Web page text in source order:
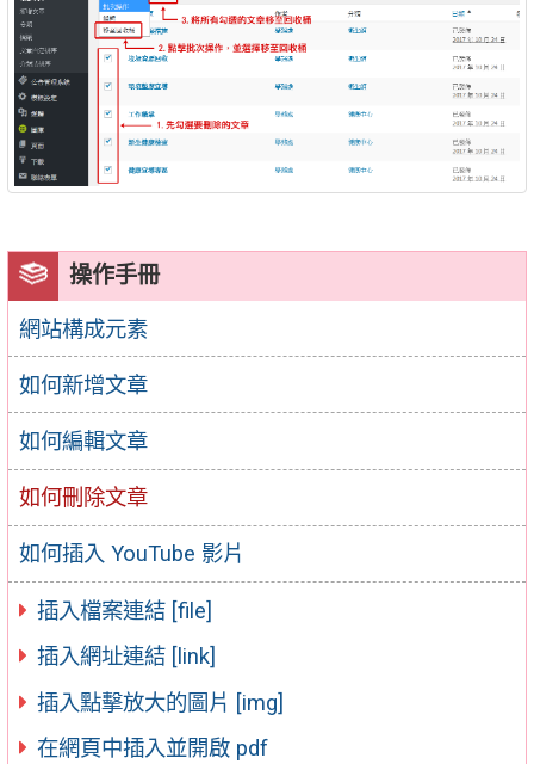
操作手冊
網站構成元素
如何新增文章
如何編輯文章
如何刪除文章
如何插入 YouTube 影片
插入檔案連結 [file]
插入網址連結 [link]
插入點擊放大的圖片 [img]
在網頁中插入並開啟 pdf